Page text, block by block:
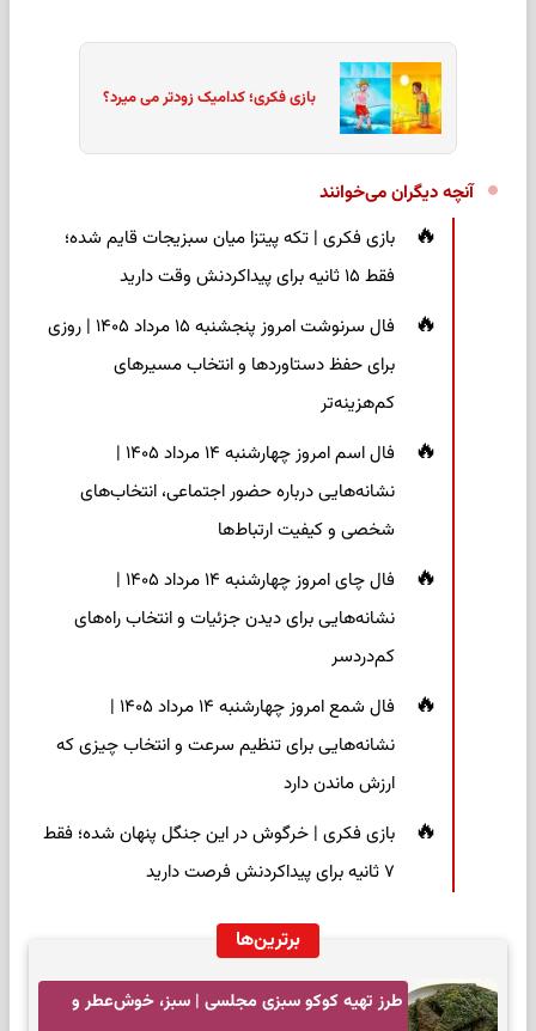
بازی فکری؛ کدامیک زودتر می میرد؟
آنچه دیگران می‌خوانند
بازی فکری | تکه پیتزا میان سبزیجات قایم شده؛
فقط ۱۵ ثانیه برای پیداکردنش وقت دارید
فال سرنوشت امروز پنجشنبه ۱۵ مرداد ۱۴۰۵ | روزی
برای حفظ دستاوردها و انتخاب مسیرهای
کم‌هزینه‌تر
فال اسم امروز چهارشنبه ۱۴ مرداد ۱۴۰۵ |
نشانه‌هایی درباره حضور اجتماعی، انتخاب‌های
شخصی و کیفیت ارتباط‌ها
فال چای امروز چهارشنبه ۱۴ مرداد ۱۴۰۵ |
نشانه‌هایی برای دیدن جزئیات و انتخاب راه‌های
کم‌دردسر
فال شمع امروز چهارشنبه ۱۴ مرداد ۱۴۰۵ |
نشانه‌هایی برای تنظیم سرعت و انتخاب چیزی که
ارزش ماندن دارد
بازی فکری | خرگوش در این جنگل پنهان شده؛ فقط
۷ ثانیه برای پیداکردنش فرصت دارید
برترین‌ها
طرز تهیه کوکو سبزی مجلسی | سبز، خوش‌عطر و